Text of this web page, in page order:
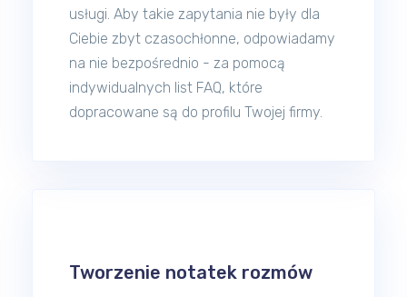
usługi. Aby takie zapytania nie były dla
Ciebie zbyt czasochłonne, odpowiadamy
na nie bezpośrednio - za pomocą
indywidualnych list FAQ, które
dopracowane są do profilu Twojej firmy.
Tworzenie notatek rozmów